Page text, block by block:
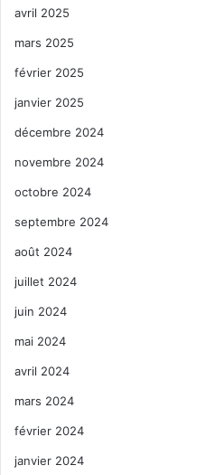
avril 2025
mars 2025
février 2025
janvier 2025
décembre 2024
novembre 2024
octobre 2024
septembre 2024
août 2024
juillet 2024
juin 2024
mai 2024
avril 2024
mars 2024
février 2024
janvier 2024